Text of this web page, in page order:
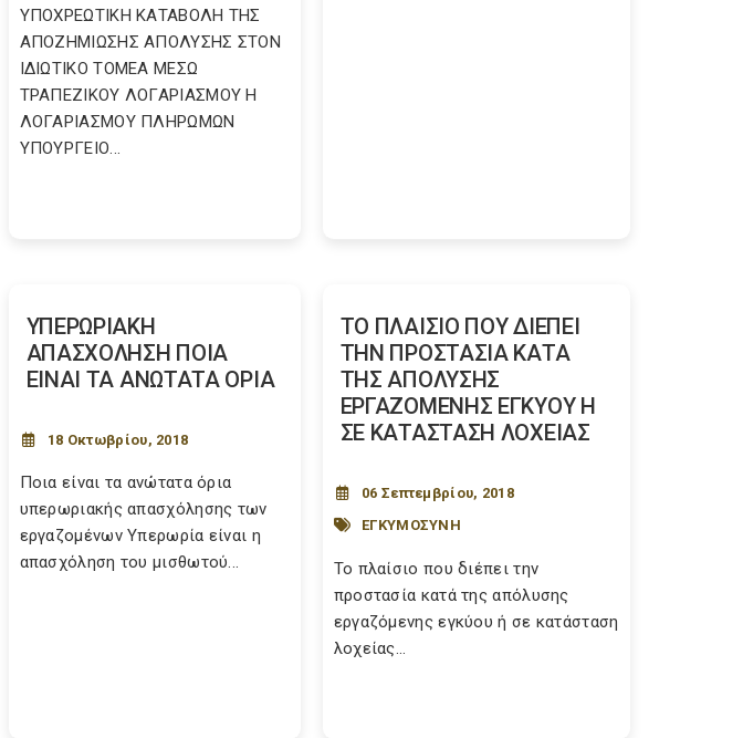
YΠΟΧΡΕΩΤΙΚΗ ΚΑΤΑΒΟΛΗ ΤΗΣ
ΑΠΟΖΗΜΙΩΣΗΣ ΑΠΟΛΥΣΗΣ ΣΤΟΝ
ΙΔΙΩΤΙΚΟ ΤΟΜΕΑ ΜΕΣΩ
ΤΡΑΠΕΖΙΚΟΥ ΛΟΓΑΡΙΑΣΜΟΥ Η
ΛΟΓΑΡΙΑΣΜΟΥ ΠΛΗΡΩΜΩΝ
ΥΠΟΥΡΓΕΙΟ...
ΥΠΕΡΩΡΙΑΚΗ
ΑΠΑΣΧΟΛΗΣΗ ΠΟΙΑ
ΕΙΝΑΙ ΤΑ ΑΝΩΤΑΤΑ ΟΡΙΑ
18 Οκτωβρίου, 2018
Ποια είναι τα ανώτατα όρια
υπερωριακής απασχόλησης των
εργαζομένων Υπερωρία είναι η
απασχόληση του μισθωτού...
ΤΟ ΠΛΑΙΣΙΟ ΠΟΥ ΔΙΕΠΕΙ
ΤΗΝ ΠΡΟΣΤΑΣΙΑ ΚΑΤΑ
ΤΗΣ ΑΠΟΛΥΣΗΣ
ΕΡΓΑΖΟΜΕΝΗΣ ΕΓΚΥΟΥ Η
ΣΕ ΚΑΤΑΣΤΑΣΗ ΛΟΧΕΙΑΣ
06 Σεπτεμβρίου, 2018
ΕΓΚΥΜΟΣΥΝΗ
Το πλαίσιο που διέπει την
προστασία κατά της απόλυσης
εργαζόμενης εγκύου ή σε κατάσταση
λοχείας...